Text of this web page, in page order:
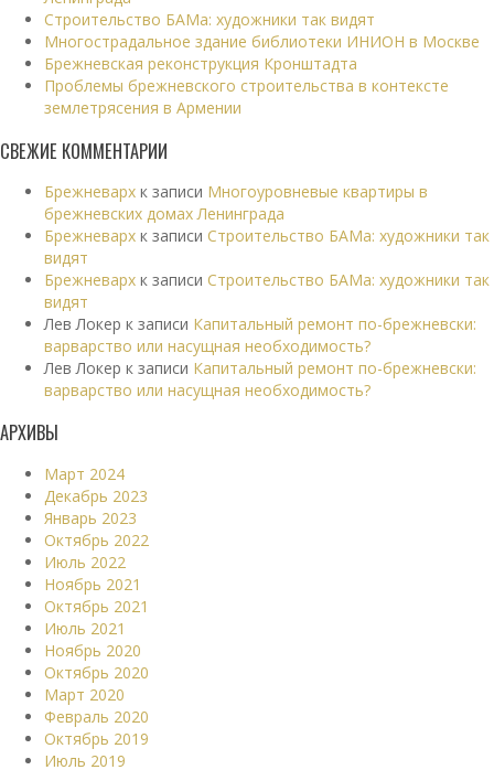
Строительство БАМа: художники так видят
Многострадальное здание библиотеки ИНИОН в Москве
Брежневская реконструкция Кронштадта
Проблемы брежневского строительства в контексте
землетрясения в Армении
СВЕЖИЕ КОММЕНТАРИИ
Брежневарх к записи Многоуровневые квартиры в
брежневских домах Ленинграда
Брежневарх к записи Строительство БАМа: художники так
видят
Брежневарх к записи Строительство БАМа: художники так
видят
Лев Локер к записи Капитальный ремонт по-брежневски:
варварство или насущная необходимость?
Лев Локер к записи Капитальный ремонт по-брежневски:
варварство или насущная необходимость?
АРХИВЫ
Март 2024
Декабрь 2023
Январь 2023
Октябрь 2022
Июль 2022
Ноябрь 2021
Октябрь 2021
Июль 2021
Ноябрь 2020
Октябрь 2020
Март 2020
Февраль 2020
Октябрь 2019
Июль 2019